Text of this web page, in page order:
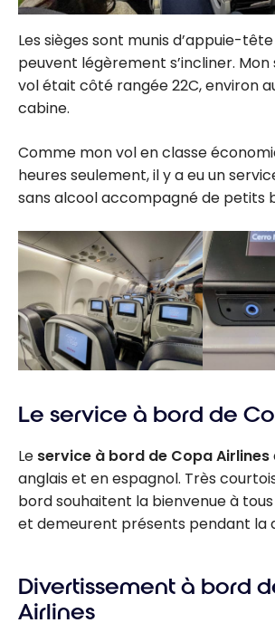
Les sièges sont munis d’appuie-
peuvent légèrement s’incliner.
vol était côté rangée 22C, environ
cabine.
Comme mon vol en classe
heures seulement, il y a eu un
sans alcool accompagné de petits
Le service à bord de
Le service à bord de Copa Airlines
anglais et en espagnol. Très
bord souhaitent la bienvenue à
et demeurent présents pendant la
Divertissement à bord
Airlines